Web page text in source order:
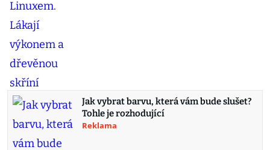
Jak vybrat barvu, která vám bude slušet?
Tohle je rozhodující
Reklama